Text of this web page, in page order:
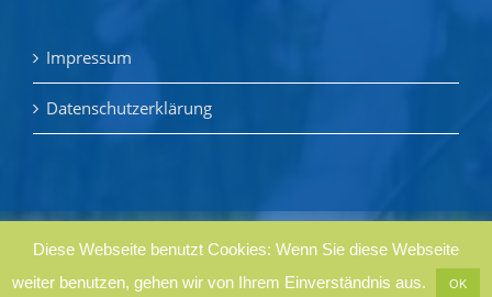
Impressum
Datenschutzerklärung
Copyright 2019 || Mosandl Grafik
Diese Webseite benutzt Cookies: Wenn Sie diese Webseite
weiter benutzen, gehen wir von Ihrem Einverständnis aus.
OK